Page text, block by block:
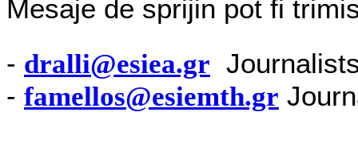
Mesaje de sprijin pot fi
- dralli@esiea.gr
- famellos@esiemth.gr